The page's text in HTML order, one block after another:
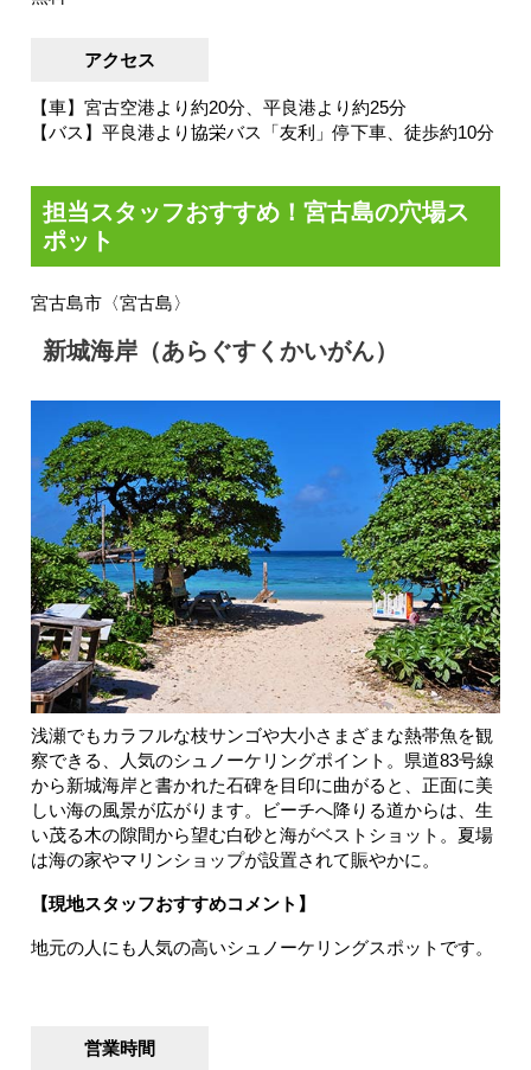
アクセス
【車】宮古空港より約20分、平良港より約25分
【バス】平良港より協栄バス「友利」停下車、徒歩約10分
担当スタッフおすすめ！宮古島の穴場ス
ポット
宮古島市〈宮古島〉
新城海岸（あらぐすくかいがん）
浅瀬でもカラフルな枝サンゴや大小さまざまな熱帯魚を観
察できる、人気のシュノーケリングポイント。県道83号線
から新城海岸と書かれた石碑を目印に曲がると、正面に美
しい海の風景が広がります。ビーチへ降りる道からは、生
い茂る木の隙間から望む白砂と海がベストショット。夏場
は海の家やマリンショップが設置されて賑やかに。
【現地スタッフおすすめコメント】
地元の人にも人気の高いシュノーケリングスポットです。
営業時間